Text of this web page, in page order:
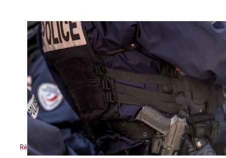
Répression, maître-mot de la macronie.